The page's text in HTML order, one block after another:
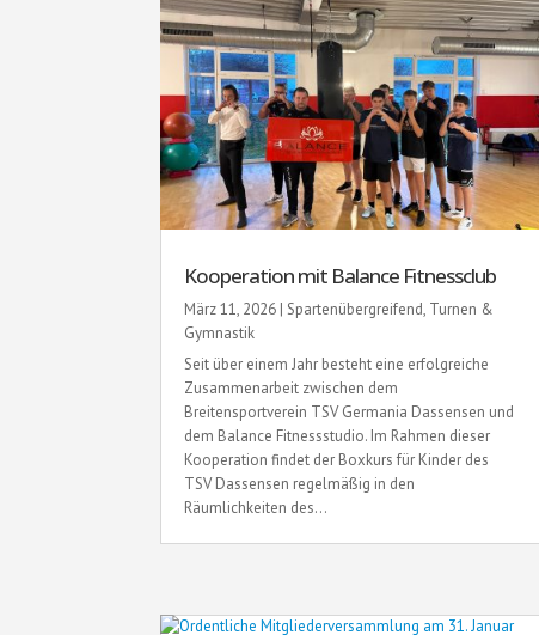
Kooperation mit Balance Fitnessclub
März 11, 2026 |Spartenübergreifend, Turnen &
Gymnastik
Seit über einem Jahr besteht eine erfolgreiche
Zusammenarbeit zwischen dem
Breitensportverein TSV Germania Dassensen und
dem Balance Fitnessstudio. Im Rahmen dieser
Kooperation findet der Boxkurs für Kinder des
TSV Dassensen regelmäßig in den
Räumlichkeiten des...